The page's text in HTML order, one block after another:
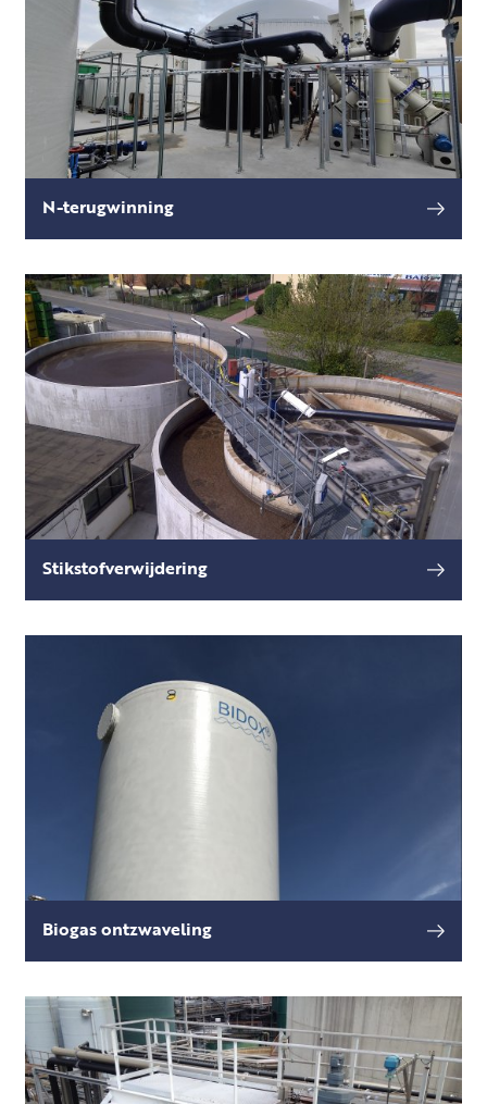
N-terugwinning
in hoge concentraties voor als ammonium,
bijvoorbeeld in digestaat of centraat na een
vergister, in s
Stikstofverwijdering
vervuild afvalwater geproduceerd, waarbij
verontreinigingen is.
Biogas ontzwaveling
veroorzaken aan systemen zoals een ketel,
warmtekrachtkoppeling of een biogas
opwaarderingssysteem.